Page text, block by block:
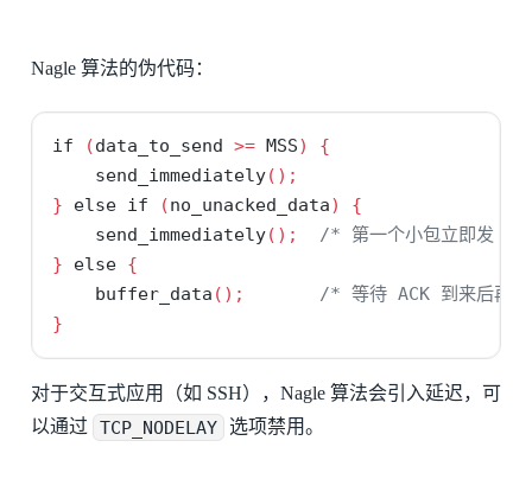
Nagle 算法的伪代码：
if (data_to_send >= MSS)
{
    send_immediately
();
}
else if (no_unacked_data)
{
    send_immediately
();
/* 第一个小包立即发 */
}
else {
    buffer_data
();
/* 等待 ACK 到来后再
}
对于交互式应用（如 SSH），Nagle 算法会引入延迟，可
以通过
TCP_NODELAY 选项禁用。